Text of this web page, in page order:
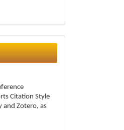
Citation Style
and Zotero, as